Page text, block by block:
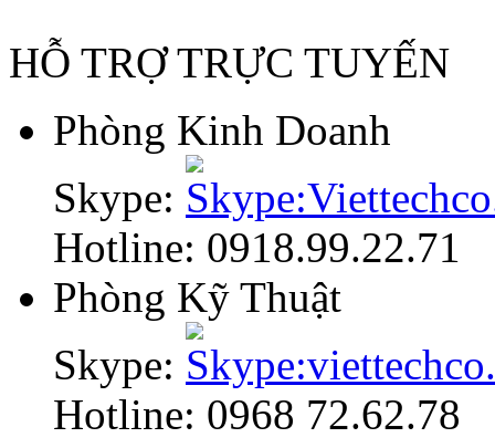
HỖ TRỢ TRỰC TUYẾN
Phòng Kinh Doanh
Skype:
Hotline: 0918.99.22.71
Phòng Kỹ Thuật
Skype:
Hotline: 0968 72.62.78